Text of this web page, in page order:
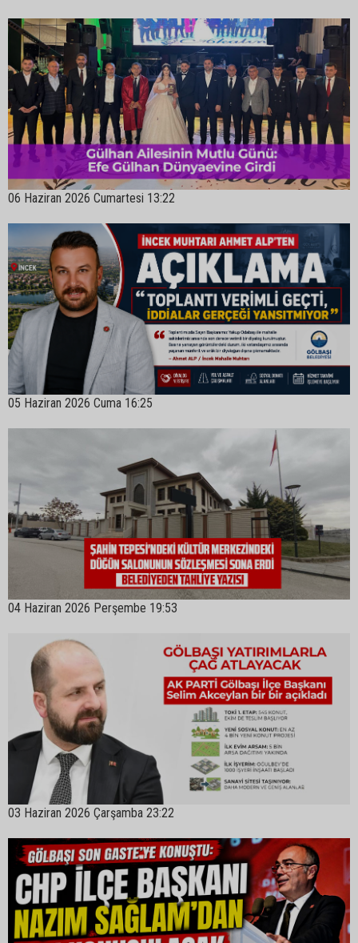
06 Haziran 2026 Cumartesi 13:22
05 Haziran 2026 Cuma 16:25
04 Haziran 2026 Perşembe 19:53
03 Haziran 2026 Çarşamba 23:22